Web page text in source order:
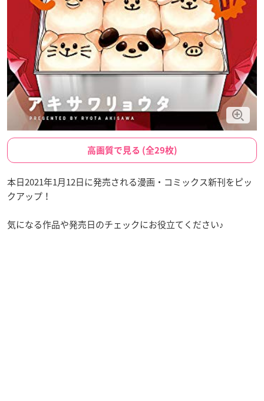
高画質で見る (全29枚)
本日2021年1月12日に発売される漫画・コミックス新刊をピッ
クアップ！
気になる作品や発売日のチェックにお役立てください♪